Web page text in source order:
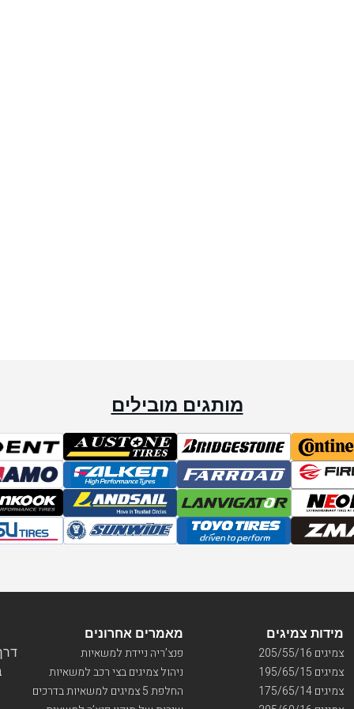
מותגים מובילים
דרך
מאמרים אחרונים
פנצ’ריה ניידת למשאיות
ניהול צמיגים בצי רכב למשאיות
החלפת 5 צמיגים למשאיות בדרכים
מידות צמיגים
צמיגים 205/55/16
צמיגים 195/65/15
צמיגים 175/65/14